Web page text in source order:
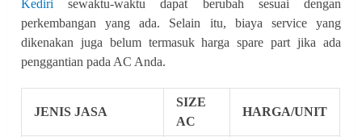
Kediri sewaktu-waktu dapat berubah sesuai dengan
perkembangan yang ada. Selain itu, biaya service yang
dikenakan juga belum termasuk harga spare part jika ada
penggantian pada AC Anda.
JENIS JASA
SIZE
AC
HARGA/UNIT